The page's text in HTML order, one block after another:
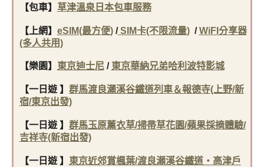
【包車】 草津溫泉日本包車服務
【上網】 eSIM(最方便)/SIM卡(不限流量)/WiFI分享器
(多人共用)
【樂園】 東京迪士尼/ 東京華納兄弟哈利波特影城
【一日遊 】 群馬渡良瀨溪谷鐵道列車＆報德寺(上野/新
宿/東京出發)
【一日遊 】 群馬玉原薰衣草/掃帚草花園/蘋果採摘體驗/
吉祥寺(新宿出發)
【一日遊 】 東京近郊賞楓葉/渡良瀬溪谷鐵道・高津戶